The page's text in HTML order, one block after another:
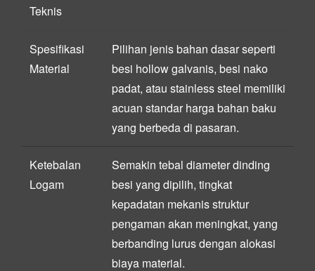
Teknis
Spesifikasi
Material
Pilihan jenis bahan dasar seperti
besi hollow galvanis, besi nako
padat, atau stainless steel memiliki
acuan standar harga bahan baku
yang berbeda di pasaran.
Ketebalan
Logam
Semakin tebal diameter dinding
besi yang dipilih, tingkat
kepadatan mekanis struktur
pengaman akan meningkat, yang
berbanding lurus dengan alokasi
biaya material.